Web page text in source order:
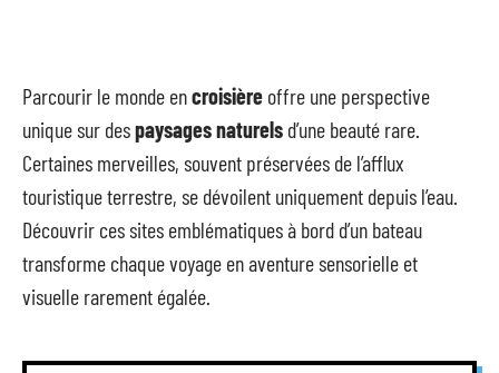
Parcourir le monde encroisière offre une perspective
unique sur despaysages naturels d’une beauté rare.
Certaines merveilles, souvent préservées de l’afflux
touristique terrestre, se dévoilent uniquement depuis l’eau.
Découvrir ces sites emblématiques à bord d’un bateau
transforme chaque voyage en aventure sensorielle et
visuelle rarement égalée.